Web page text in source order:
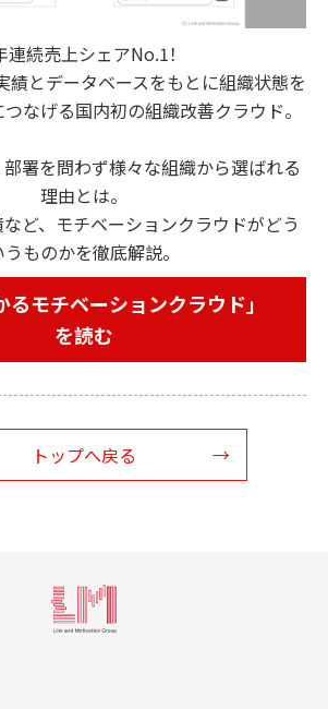
連続売上シェアNo.1！
績とデータベースをもとに組織状態を
なげる国内初の組織改善クラウド。
署を問わず様々な組織から選ばれる
理由とは。
ど、モチベーションクラウドがどう
うものかを徹底解説。
るモチベーションクラウド」
を読む
トップへ戻る